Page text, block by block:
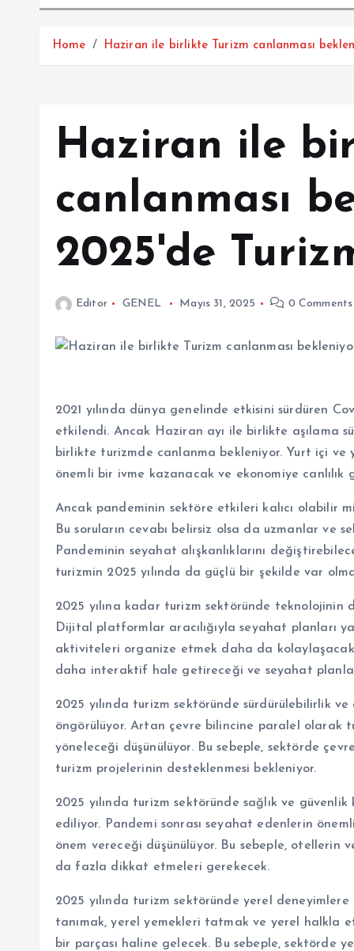
Home Haziran ile birlikte Turizm canlanması
Haziran ile
canlanması
2025'de
Editor GENEL Mayıs 31, 2025 0 Comments
2021 yılında dünya genelinde etkisini sürdüren
etkilendi. Ancak Haziran ayı ile birlikte aşılama
birlikte turizmde canlanma bekleniyor. Yurt içi ve
önemli bir ivme kazanacak ve ekonomiye canlılık
Ancak pandeminin sektöre etkileri kalıcı olabilir
Bu soruların cevabı belirsiz olsa da uzmanlar ve
Pandeminin seyahat alışkanlıklarını
turizmin 2025 yılında da güçlü bir şekilde var
2025 yılına kadar turizm sektöründe
Dijital platformlar aracılığıyla seyahat planları
aktiviteleri organize etmek daha da
daha interaktif hale getireceği ve seyahat
2025 yılında turizm sektöründe sürdürülebilirlik
öngörülüyor. Artan çevre bilincine paralel olarak
yöneleceği düşünülüyor. Bu sebeple, sektörde
turizm projelerinin desteklenmesi bekleniyor.
2025 yılında turizm sektöründe sağlık ve
ediliyor. Pandemi sonrası seyahat edenlerin
önem vereceği düşünülüyor. Bu sebeple,
da fazla dikkat etmeleri gerekecek.
2025 yılında turizm sektöründe yerel
tanımak, yerel yemekleri tatmak ve yerel halkla
bir parçası haline gelecek. Bu sebeple, sektörde